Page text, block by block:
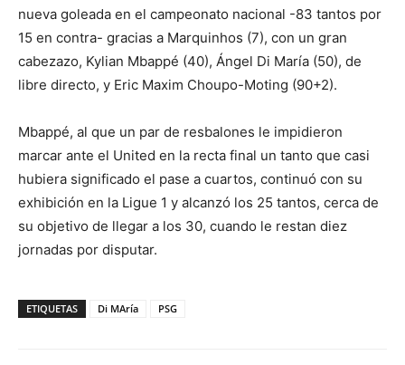
nueva goleada en el campeonato nacional -83 tantos por
15 en contra- gracias a Marquinhos (7), con un gran
cabezazo, Kylian Mbappé (40), Ángel Di María (50), de
libre directo, y Eric Maxim Choupo-Moting (90+2).
Mbappé, al que un par de resbalones le impidieron
marcar ante el United en la recta final un tanto que casi
hubiera significado el pase a cuartos, continuó con su
exhibición en la Ligue 1 y alcanzó los 25 tantos, cerca de
su objetivo de llegar a los 30, cuando le restan diez
jornadas por disputar.
ETIQUETAS Di MAría PSG